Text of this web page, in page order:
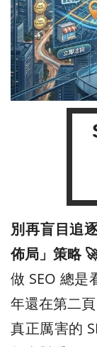
別再盲目追
佈局」策略
做 SEO 總是
年還在第二頁
真正厲害的